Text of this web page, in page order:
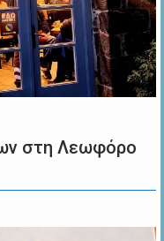
στη Λεωφόρο